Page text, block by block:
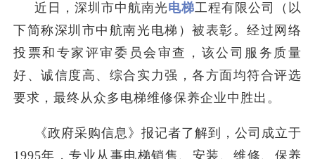
近日，深圳市中航南光电梯工程有限公司（以
下简称深圳市中航南光电梯）被表彰。经过网络
投票和专家评审委员会审查，该公司服务质量
好、诚信度高、综合实力强，各方面均符合评选
要求，最终从众多电梯维修保养企业中胜出。
《政府采购信息》报记者了解到，公司成立于
1995年，专业从事电梯销售、安装、维修、保养